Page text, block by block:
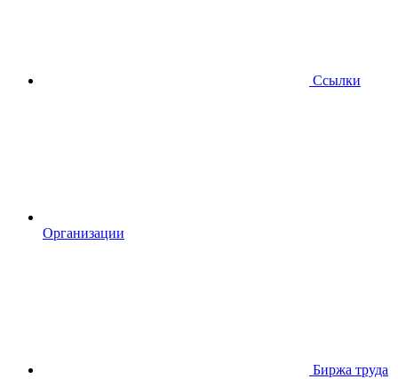
Ссылки
Организации
Биржа труда